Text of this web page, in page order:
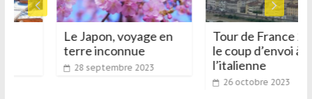
Le Japon, voyage en
terre inconnue
28 septembre 2023
Tour de France
le coup d’envoi à
l’italienne
26 octobre 2023